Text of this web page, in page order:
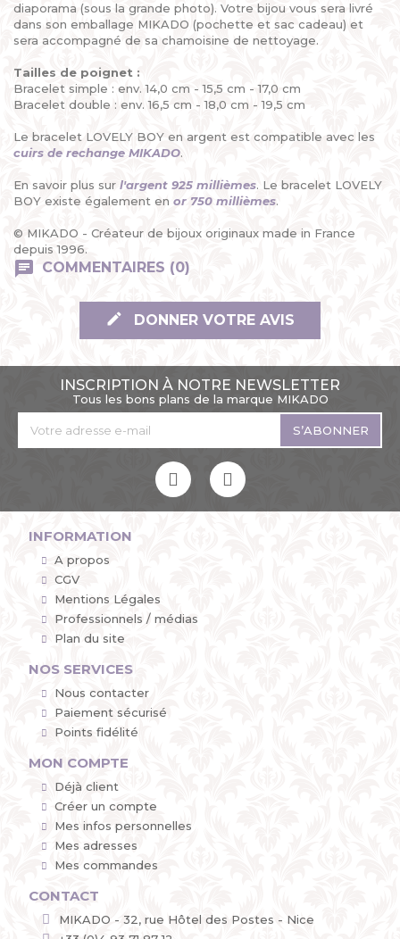
diaporama (sous la grande photo). Votre bijou vous sera livré
dans son emballage MIKADO (pochette et sac cadeau) et
sera accompagné de sa chamoisine de nettoyage.
Tailles de poignet :
Bracelet simple : env. 14,0 cm - 15,5 cm - 17,0 cm
Bracelet double : env. 16,5 cm - 18,0 cm - 19,5 cm
Le bracelet LOVELY BOY en argent est compatible avec les
cuirs de rechange MIKADO.
En savoir plus sur l'argent 925 millièmes. Le bracelet LOVELY
BOY existe également en or 750 millièmes.
© MIKADO - Créateur de bijoux originaux made in France
depuis 1996.
COMMENTAIRES (0)
DONNER VOTRE AVIS
INSCRIPTION À NOTRE NEWSLETTER
Tous les bons plans de la marque MIKADO
S’ABONNER
INFORMATION
A propos
CGV
Mentions Légales
Professionnels / médias
Plan du site
NOS SERVICES
Nous contacter
Paiement sécurisé
Points fidélité
MON COMPTE
Déjà client
Créer un compte
Mes infos personnelles
Mes adresses
Mes commandes
CONTACT
MIKADO - 32, rue Hôtel des Postes - Nice